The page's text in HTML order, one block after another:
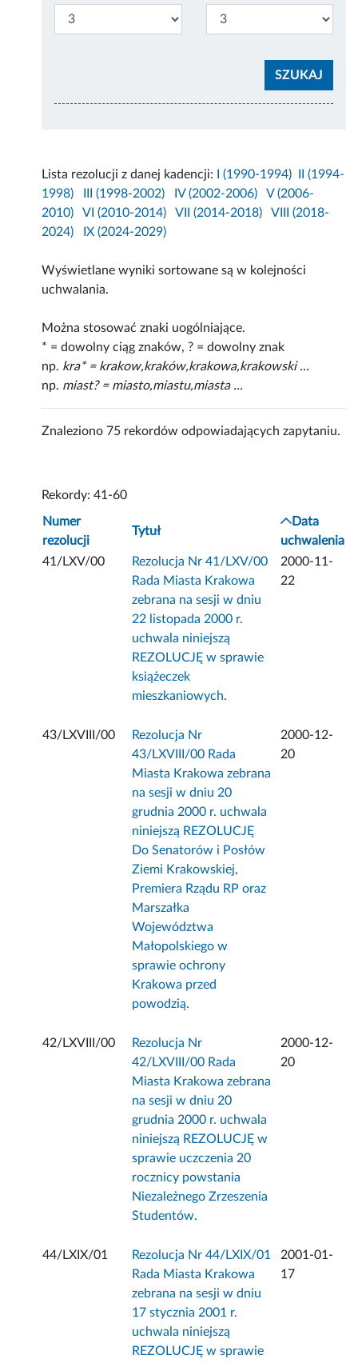
Lista rezolucji z danej kadencji: I (1990-1994)
II (1994-
1998)
III (1998-2002) IV (2002-2006)
V (2006-
2010)
VI (2010-2014) VII (2014-2018)
VIII (2018-
2024)
IX (2024-2029)
Wyświetlane wyniki sortowane są w kolejności
uchwalania.
Można stosować znaki uogólniające.
* = dowolny ciąg znaków, ? = dowolny znak
np. kra* = krakow,kraków,krakowa,krakowski ...
np. miast? = miasto,miastu,miasta ...
Znaleziono 75 rekordów odpowiadających zapytaniu.
Rekordy: 41-60
Numer
rezolucji
Tytuł
Data
uchwalenia
41/LXV/00
Rezolucja Nr 41/LXV/00
Rada Miasta Krakowa
zebrana na sesji w dniu
22 listopada 2000 r.
uchwala niniejszą
REZOLUCJĘ w sprawie
książeczek
mieszkaniowych.
2000-11-
22
43/LXVIII/00
Rezolucja Nr
43/LXVIII/00 Rada
Miasta Krakowa zebrana
na sesji w dniu 20
grudnia 2000 r. uchwala
niniejszą REZOLUCJĘ
Do Senatorów i Posłów
Ziemi Krakowskiej,
Premiera Rządu RP oraz
Marszałka
Województwa
Małopolskiego w
sprawie ochrony
Krakowa przed
powodzią.
2000-12-
20
42/LXVIII/00
Rezolucja Nr
42/LXVIII/00 Rada
Miasta Krakowa zebrana
na sesji w dniu 20
grudnia 2000 r. uchwala
niniejszą REZOLUCJĘ w
sprawie uczczenia 20
rocznicy powstania
Niezależnego Zrzeszenia
Studentów.
2000-12-
20
44/LXIX/01
Rezolucja Nr 44/LXIX/01
Rada Miasta Krakowa
zebrana na sesji w dniu
17 stycznia 2001 r.
uchwala niniejszą
REZOLUCJĘ w sprawie
2001-01-
17